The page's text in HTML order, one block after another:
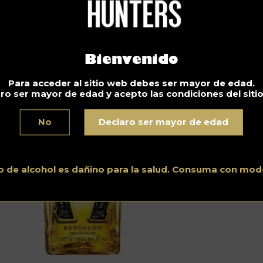
Bienvenido
Para acceder al sitio web debes ser mayor de edad.
ser mayor de edad y acepto las condiciones del
No Declaro ser mayor de edad
de alcohol es dañino para la salud. Consuma con
este es un tequila de cuerpo medio agradable. La
recubre ligeramente la lengua y tiene una mezcla de
picantes, de roble y de agave ligero. Además, notas de
especias de cocina y vainilla. Un final de agave muy